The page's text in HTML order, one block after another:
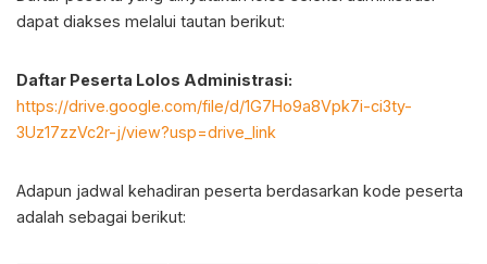
dapat diakses melalui tautan berikut:
Daftar Peserta Lolos Administrasi:
https://drive.google.com/file/d/1G7Ho9a8Vpk7i-ci3ty-
3Uz17zzVc2r-j/view?usp=drive_link
Adapun jadwal kehadiran peserta berdasarkan kode peserta
adalah sebagai berikut: